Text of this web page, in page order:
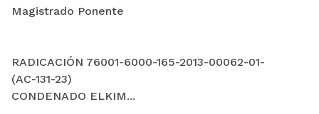
Magistrado Ponente
RADICACIÓN 76001-6000-165-2013-00062-01-
(AC-131-23)
CONDENADO ELKIM...